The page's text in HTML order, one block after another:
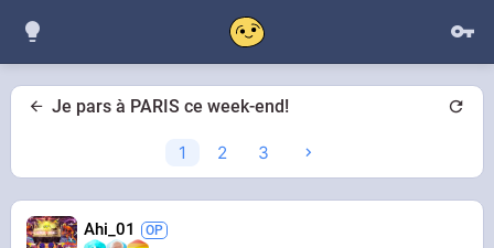
Je pars à PARIS ce week-end!
1 2 3
Ahi_01